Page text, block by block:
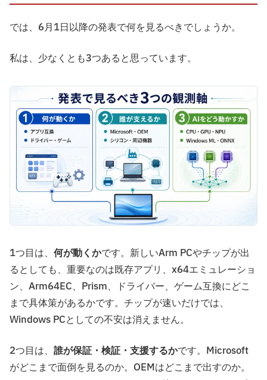
では、6月1日以降の発表で何を見るべきでしょうか。
私は、少なくとも3つあると思っています。
1つ目は、 何が動くかです。新しいArm PCやチップが出
るとしても、重要なのは既存アプリ、x64エミュレーショ
ン、Arm64EC、Prism、ドライバー、ゲーム互換にどこ
まで具体策があるかです。チップが速いだけでは、
Windows PCとしての不安は消えません。
2つ目は、 誰が保証・検証・支援するかです。Microsoft
がどこまで面倒を見るのか。OEMはどこまで出すのか。